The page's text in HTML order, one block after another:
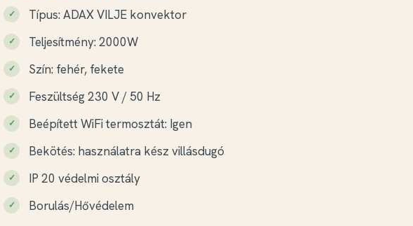
Típus: ADAX VILJE konvektor
Teljesítmény: 2000W
Szín: fehér, fekete
Feszültség 230 V / 50 Hz
Beépített WiFi termosztát: Igen
Bekötés: használatra kész villásdugó
IP 20 védelmi osztály
Borulás/Hővédelem